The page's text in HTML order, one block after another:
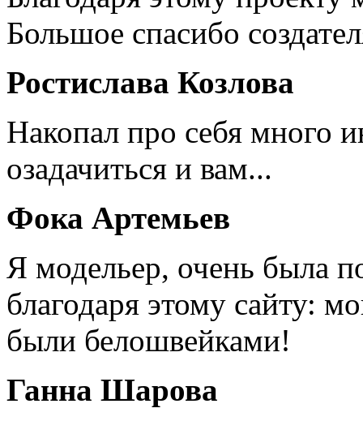
Большое спасибо
Ростислава Козлова
Накопал про себя много
озадачиться и вам...
Фока Артемьев
Я модельер, очень была
благодаря этому сайту:
были белошвейками!
Ганна Шарова